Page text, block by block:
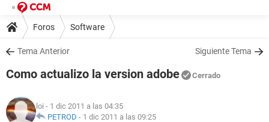
Foros Software
Tema Anterior Siguiente Tema
Como actualizo la version adobe Cerrado
loi - 1 dic 2011 a las 04:35
PETROD - 1 dic 2011 a las 09:25